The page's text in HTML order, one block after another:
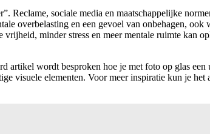
Reclame, sociale media en maatschappelijke
overbelasting en een gevoel van onbehagen, ook
minder stress en meer mentale ruimte kan
artikel wordt besproken hoe je met foto op glas een
visuele elementen. Voor meer inspiratie kun je het